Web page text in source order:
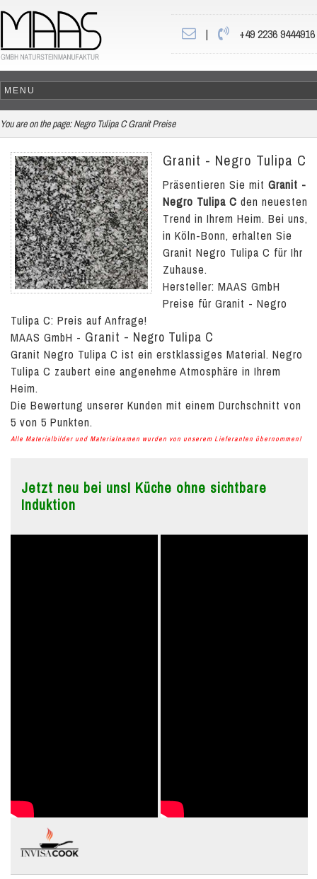
| +49 2236 9444916
You are on the page: Negro Tulipa C Granit Preise
Granit - Negro Tulipa C
Präsentieren Sie mit Granit -
Negro Tulipa C den neuesten
Trend in Ihrem Heim. Bei uns,
in Köln-Bonn, erhalten Sie
Granit Negro Tulipa C für Ihr
Zuhause.
Hersteller: MAAS GmbH
Preise für Granit - Negro
Tulipa C: Preis auf Anfrage!
MAAS GmbH - Granit - Negro Tulipa C
Granit Negro Tulipa C ist ein erstklassiges Material. Negro
Tulipa C zaubert eine angenehme Atmosphäre in Ihrem
Heim.
Die Bewertung unserer Kunden mit einem Durchschnitt von
5 von 5 Punkten.
Alle Materialbilder und Materialnamen wurden von unserem Lieferanten übernommen!
Jetzt neu bei uns! Küche ohne sichtbare
Induktion